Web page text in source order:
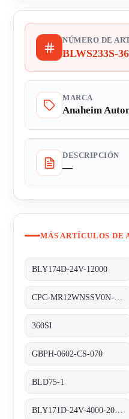
NÚMERO DE
BLWS233S-
MARCA
Anaheim
DESCRIPCIÓN
—
MÁS ARTÍCULOS DE
BLY174D-24V-12000
360SI
GBPH-0602-CS-070
BLD75-1